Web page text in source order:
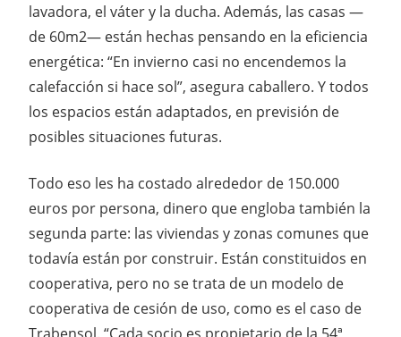
lavadora, el váter y la ducha. Además, las casas —
de 60m2— están hechas pensando en la eficiencia
energética: “En invierno casi no encendemos la
calefacción si hace sol”, asegura caballero. Y todos
los espacios están adaptados, en previsión de
posibles situaciones futuras.
Todo eso les ha costado alrededor de 150.000
euros por persona, dinero que engloba también la
segunda parte: las viviendas y zonas comunes que
todavía están por construir. Están constituidos en
cooperativa, pero no se trata de un modelo de
cooperativa de cesión de uso, como es el caso de